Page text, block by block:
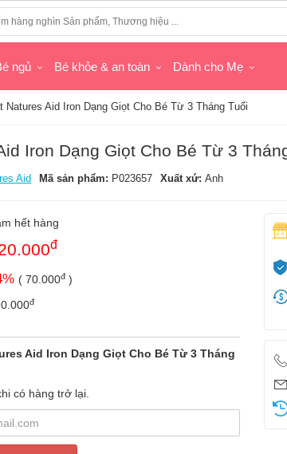
ngủ Bé khỏe & an toàn Dành cho Mẹ
Natures Aid Iron Dạng Giọt Cho Bé Từ 3 Tháng Tuổi
Iron Dạng Giọt Cho Bé Từ 3
Aid Mã sản phẩm: P023657 Xuất xứ: Anh
hết hàng
đ
% ( 70.000đ )
đ
Aid Iron Dạng Giọt Cho Bé Từ 3 Tháng
có hàng trở lại.